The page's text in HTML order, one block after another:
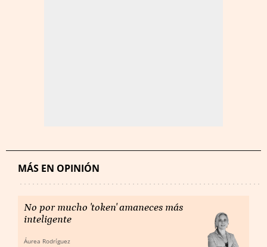
MÁS EN OPINIÓN
No por mucho 'token' amaneces más
inteligente
Áurea Rodríguez